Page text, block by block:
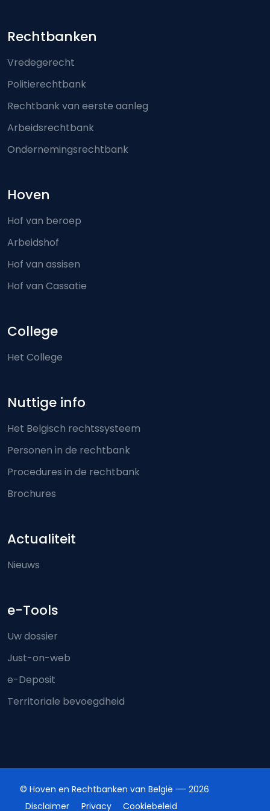
Footer-menu
Rechtbanken
Vredegerecht
Politierechtbank
Rechtbank van eerste aanleg
Arbeidsrechtbank
Ondernemingsrechtbank
Hoven
Hof van beroep
Arbeidshof
Hof van assisen
Hof van Cassatie
College
Het College
Nuttige info
Het Belgisch rechtssysteem
Personen in de rechtbank
Procedures in de rechtbank
Brochures
Actualiteit
Nieuws
e-Tools
Uw dossier
Just-on-web
e-Deposit
Territoriale bevoegdheid
© Hoven en Rechtbanken van België
2026
Disclaimer
Privacy Cookiebeleid